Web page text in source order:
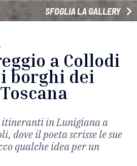
SFOGLIA LA GALLERY
a Collodi
borghi dei
itineranti in Lunigiana a
dove il poeta scrisse le sue
qualche idea per un